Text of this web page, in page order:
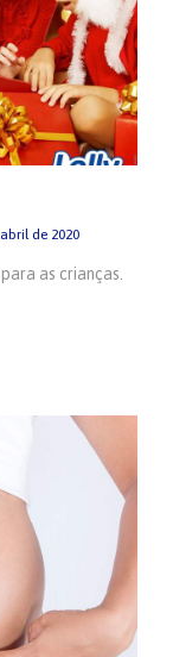
de 2020
as crianças.